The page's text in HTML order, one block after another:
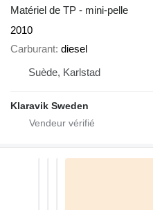
Matériel de TP - mini-pelle
2010
Carburant diesel
Suède, Karlstad
Klaravik Sweden